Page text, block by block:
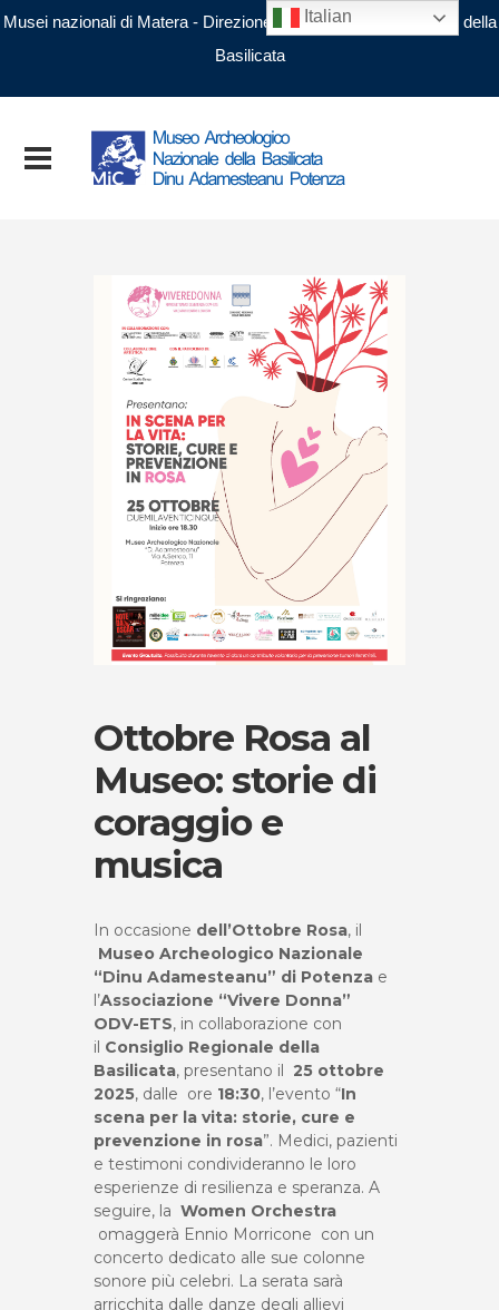
Musei nazionali di Matera - Direzione regionale Musei nazionali della
Basilicata
Ottobre Rosa al
Museo: storie di
coraggio e
musica
In occasione dell’Ottobre Rosa, il
Museo Archeologico Nazionale
“Dinu Adamesteanu” di Potenza e
l’Associazione “Vivere Donna”
ODV-ETS, in collaborazione con
il Consiglio Regionale della
Basilicata, presentano il 25 ottobre
2025, dalle ore 18:30, l’evento “In
scena per la vita: storie, cure e
prevenzione in rosa”. Medici, pazienti
e testimoni condivideranno le loro
esperienze di resilienza e speranza. A
seguire, la Women Orchestra
omaggerà Ennio Morricone con un
concerto dedicato alle sue colonne
sonore più celebri. La serata sarà
arricchita dalle danze degli allievi
Italian